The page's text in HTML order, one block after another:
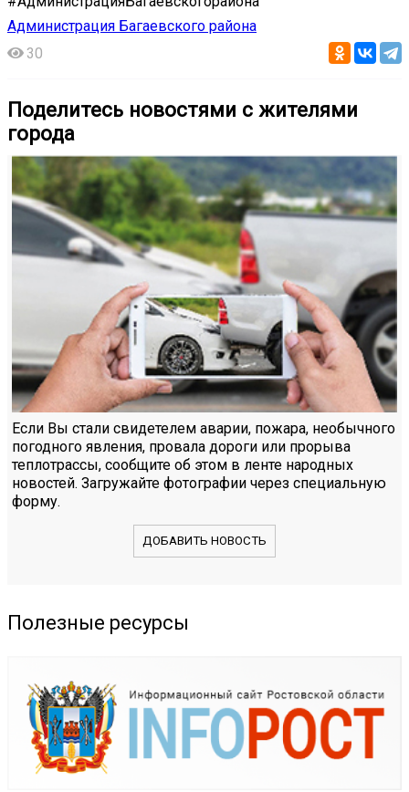
Администрация Багаевского района
30
Поделитесь новостями с жителями
города
Если Вы стали свидетелем аварии, пожара, необычного
погодного явления, провала дороги или прорыва
теплотрассы, сообщите об этом в ленте народных
новостей. Загружайте фотографии через специальную
форму.
ДОБАВИТЬ НОВОСТЬ
Полезные ресурсы